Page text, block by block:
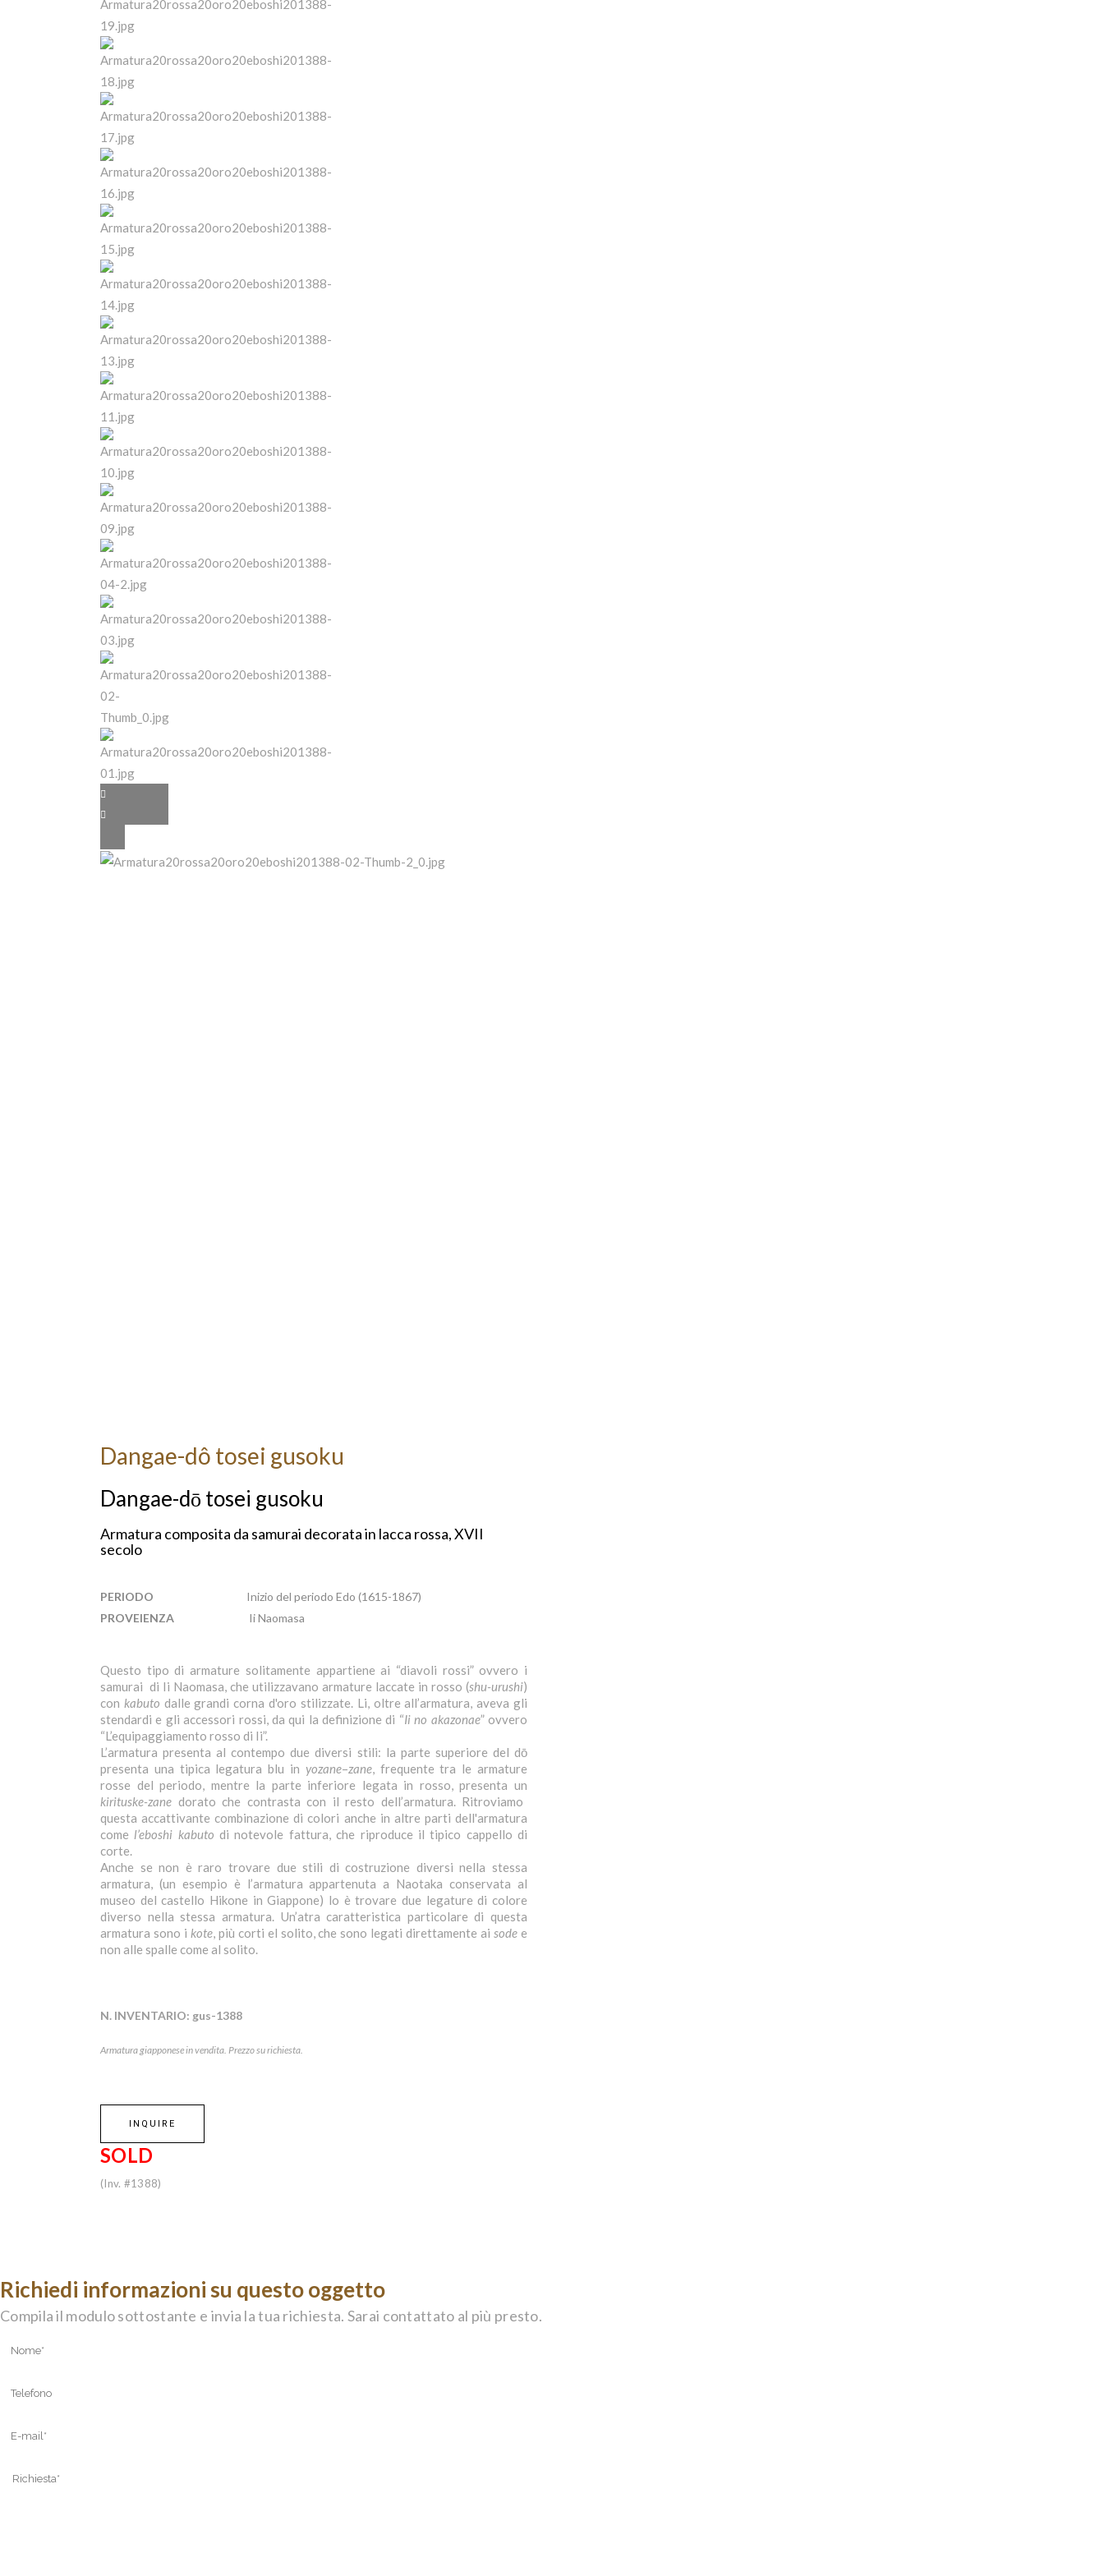
Dangae-dô tosei gusoku
Dangae-dō tosei gusoku
Armatura composita da samurai decorata in lacca rossa, XVII
secolo
PERIODO
Inizio del periodo Edo (1615-1867)
PROVEIENZA
Ii Naomasa
Questo tipo di armature solitamente appartiene ai “diavoli rossi” ovvero i
samurai di Ii Naomasa, che utilizzavano armature laccate in rosso (shu-urushi)
con kabuto dalle grandi corna d'oro stilizzate. Li, oltre all’armatura, aveva gli
stendardi e gli accessori rossi, da qui la definizione di “Ii no akazonae” ovvero
“L’equipaggiamento rosso di Ii”.
L’armatura presenta al contempo due diversi stili: la parte superiore del dō
presenta una tipica legatura blu in yozane–zane, frequente tra le armature
rosse del periodo, mentre la parte inferiore legata in rosso, presenta un
kirituske-zane dorato che contrasta con il resto dell’armatura. Ritroviamo
questa accattivante combinazione di colori anche in altre parti dell'armatura
come l’eboshi kabuto di notevole fattura, che riproduce il tipico cappello di
corte.
Anche se non è raro trovare due stili di costruzione diversi nella stessa
armatura, (un esempio è l’armatura appartenuta a Naotaka conservata al
museo del castello Hikone in Giappone) lo è trovare due legature di colore
diverso nella stessa armatura. Un’atra caratteristica particolare di questa
armatura sono i kote, più corti el solito, che sono legati direttamente aisode e
non alle spalle come al solito.
N. INVENTARIO: gus-1388
Armatura giapponese in vendita. Prezzo su richiesta.
INQUIRE
SOLD
(Inv. #1388)
Richiedi informazioni su questo oggetto
Compila il modulo sottostante e invia la tua richiesta. Sarai contattato al più presto.